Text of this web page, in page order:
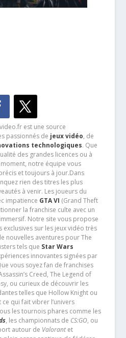
est une source
passionnés de jeux vidéo, de
technologiques. Que
des grandes licences ou à
notre équipe vous
et toujours à jour.Dans
rien des titres les plus
à venir. Les joueurs du
impatience GTA VI (Grand Theft
la franchise culte avec un
Notre site vous propose
sur les jeux vidéo très
nouvelles aventures pour The
tels que Star Wars
innovantes signées par
vous soyez fan de franchises
Creed, The Legend of
ou curieux de découvrir les
telles que Hollow Knight ou
qui fait vibrer l’univers
les tournois phares comme les
, les championnats de CS:GO, ou
autour de Valorantet